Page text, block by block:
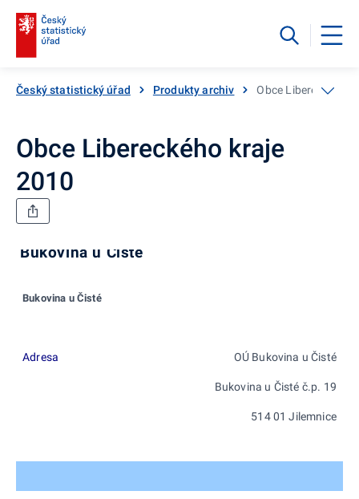
Český statistický úřad Produkty archiv Obce Libereckého
Obce Libereckého kraje
2010
Bukovina u Čisté
Bukovina u Čisté
Adresa OÚ Bukovina u Čisté
Bukovina u Čisté č.p. 19
514 01 Jilemnice